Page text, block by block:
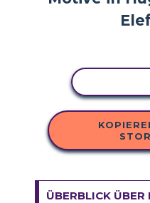
ÜBERBLICK ÜBER